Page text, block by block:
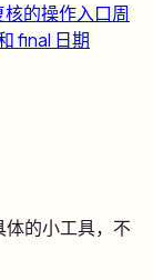
的操作入口周
final 日期
体的小工具，不